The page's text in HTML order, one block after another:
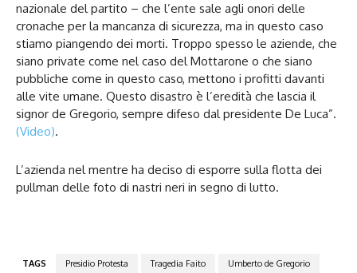
nazionale del partito – che l’ente sale agli onori delle
cronache per la mancanza di sicurezza, ma in questo caso
stiamo piangendo dei morti. Troppo spesso le aziende, che
siano private come nel caso del Mottarone o che siano
pubbliche come in questo caso, mettono i profitti davanti
alle vite umane. Questo disastro è l’eredità che lascia il
signor de Gregorio, sempre difeso dal presidente De Luca”.
(Video).
L’azienda nel mentre ha deciso di esporre sulla flotta dei
pullman delle foto di nastri neri in segno di lutto.
TAGS Presidio Protesta Tragedia Faito Umberto de Gregorio